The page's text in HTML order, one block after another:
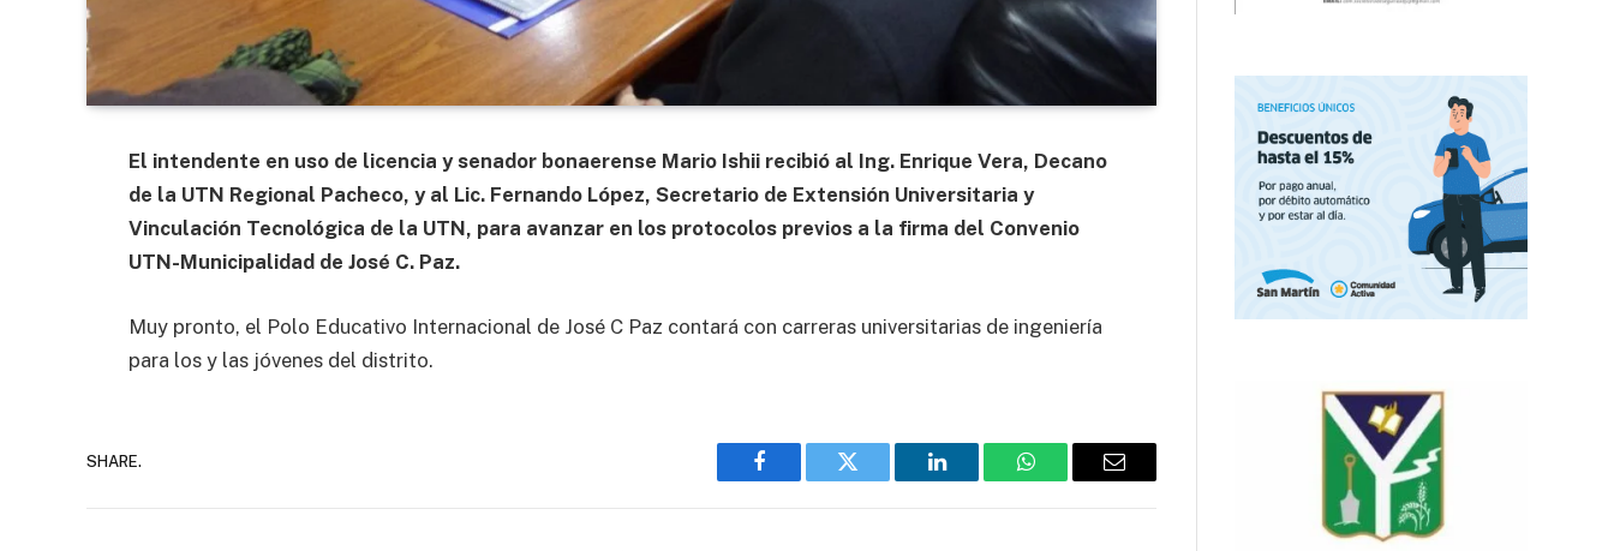
El intendente en uso de licencia y senador bonaerense Mario Ishii recibió al Ing. Enrique Vera, Decano
de la UTN Regional Pacheco, y al Lic. Fernando López, Secretario de Extensión Universitaria y
Vinculación Tecnológica de la UTN, para avanzar en los protocolos previos a la firma del Convenio
UTN-Municipalidad de José C. Paz.
Muy pronto, el Polo Educativo Internacional de José C Paz contará con carreras universitarias de ingeniería
para los y las jóvenes del distrito.
SHARE.
Facebook Twitter LinkedIn WhatsAppEmail